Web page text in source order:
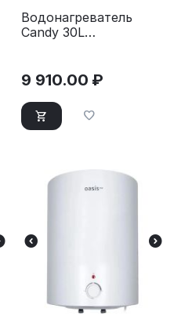
Водонагреватель
Candy 30L
9 910.00 ₽